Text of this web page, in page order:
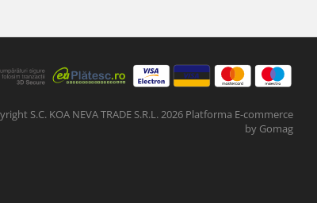
S.C. KOA NEVA TRADE S.R.L. 2026 Platforma E-commerce
by Gomag